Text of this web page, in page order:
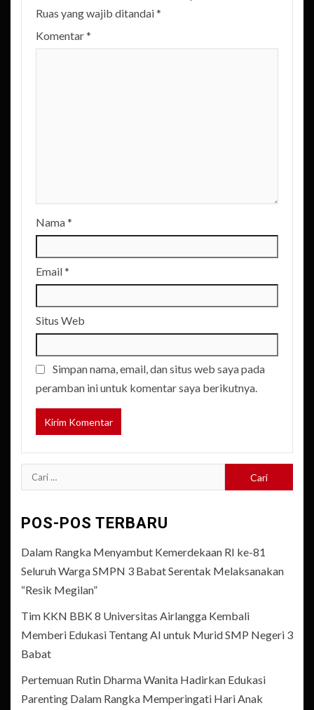
Ruas yang wajib ditandai*
Komentar*
Nama*
Email*
Situs Web
Simpan nama, email, dan situs web saya pada
peramban ini untuk komentar saya berikutnya.
Cari
untuk:
POS-POS TERBARU
Dalam Rangka Menyambut Kemerdekaan RI ke-81
Seluruh Warga SMPN 3 Babat Serentak Melaksanakan
“Resik Megilan”
Tim KKN BBK 8 Universitas Airlangga Kembali
Memberi Edukasi Tentang AI untuk Murid SMP Negeri 3
Babat
Pertemuan Rutin Dharma Wanita Hadirkan Edukasi
Parenting Dalam Rangka Memperingati Hari Anak